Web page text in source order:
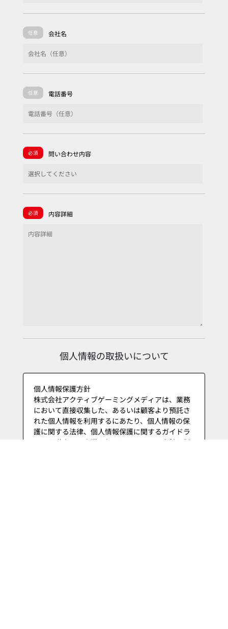
任意 会社名
任意 電話番号
必須 問い合わせ内容
必須 内容詳細
個人情報の取扱いについて